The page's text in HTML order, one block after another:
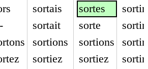
sortais
sortait
sortions
sortiez
sortes
sorte
sortions
sortiez